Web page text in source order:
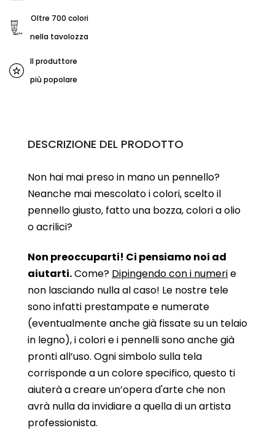
Oltre 700 colori
nella tavolozza
Il produttore
più popolare
DESCRIZIONE DEL PRODOTTO
Non hai mai preso in mano un pennello?
Neanche mai mescolato i colori, scelto il
pennello giusto, fatto una bozza, colori a olio
o acrilici?
Non preoccuparti! Ci pensiamo noi ad
aiutarti.Come? Dipingendo con i numerie
non lasciando nulla al caso! Le nostre tele
sono infatti prestampate e numerate
(eventualmente anche già fissate su un telaio
in legno), i colori e i pennelli sono anche già
pronti all’uso. Ogni simbolo sulla tela
corrisponde a un colore specifico, questo ti
aiuterà a creare un’opera d'arte che non
avrà nulla da invidiare a quella di un artista
professionista.